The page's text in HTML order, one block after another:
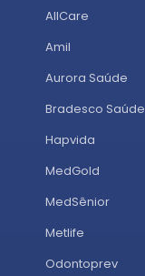
AllCare
Amil
Aurora Saúde
Bradesco Saúde
Hapvida
MedGold
MedSênior
Metlife
Odontoprev